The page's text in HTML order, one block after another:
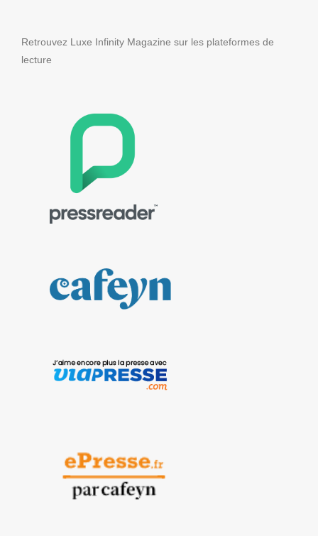
Retrouvez Luxe Infinity Magazine sur les plateformes de
lecture